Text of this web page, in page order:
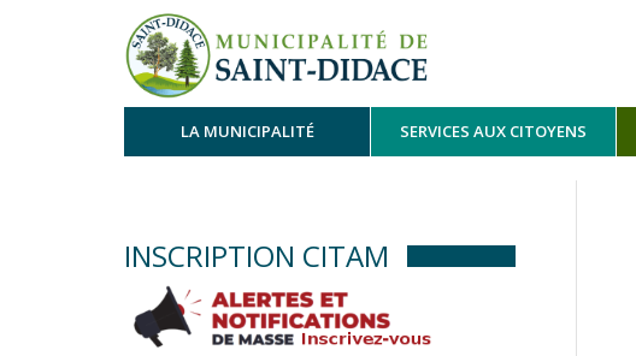
LA MUNICIPALITÉ SERVICES AUX CITOYENS
INSCRIPTION CITAM